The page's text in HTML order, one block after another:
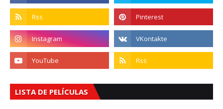
LISTA DE PELÍCULAS